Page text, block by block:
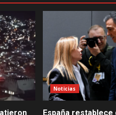
Noticias
España restablece